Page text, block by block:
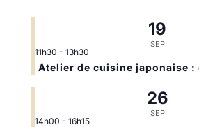
19
SEP
11h30 - 13h30
Atelier de cuisine japonaise :
26
SEP
14h00 - 16h15